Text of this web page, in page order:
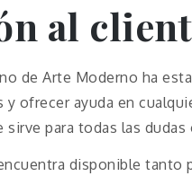
al
de Arte Moderno ha
ofrecer ayuda en
para todas las
disponible tanto